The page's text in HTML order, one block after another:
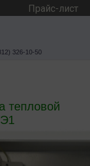
Прайс-лист
326-10-50
тепловой